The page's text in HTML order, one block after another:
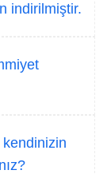
indirilmiştir.
kendinizin